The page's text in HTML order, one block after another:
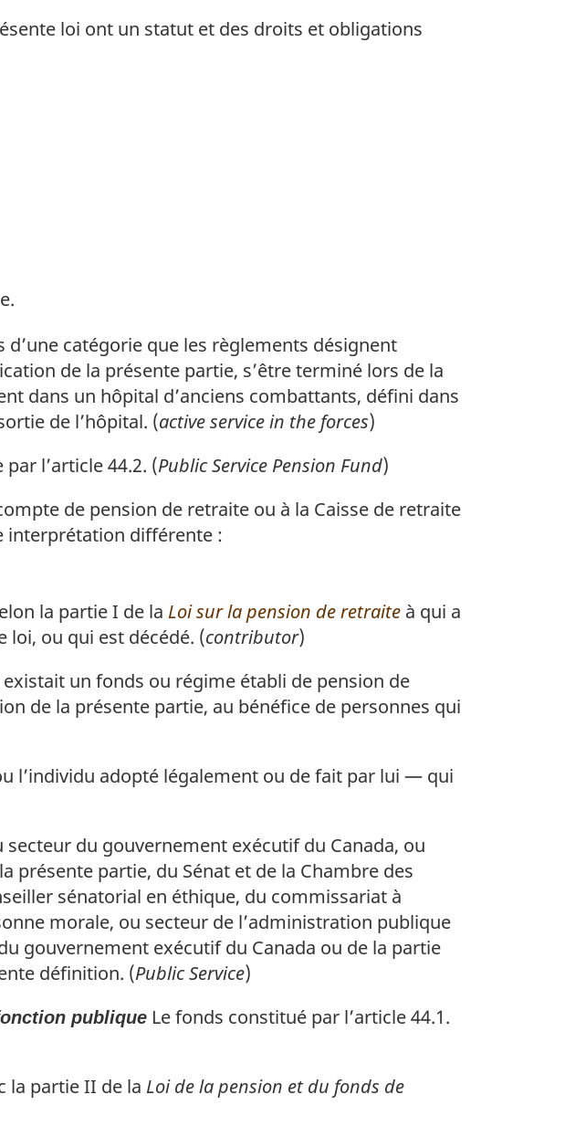
loi ont un statut et des droits et obligations
d’une catégorie que les règlements désignent
de la présente partie, s’être terminé lors de la
dans un hôpital d’anciens combattants, défini dans
de l’hôpital. (active service in the forces)
l’article 44.2. (Public Service Pension Fund)
de pension de retraite ou à la Caisse de retraite
interprétation différente :
la partie I de la Loi sur la pension de retraite à qui a
loi, ou qui est décédé. (contributor)
un fonds ou régime établi de pension de
de la présente partie, au bénéfice de personnes qui
l’individu adopté légalement ou de fait par lui — qui
du gouvernement exécutif du Canada, ou
présente partie, du Sénat et de la Chambre des
sénatorial en éthique, du commissariat à
morale, ou secteur de l’administration publique
gouvernement exécutif du Canada ou de la partie
définition. (Public Service)
publique Le fonds constitué par l’article 44.1.
la partie II de la Loi de la pension et du fonds de